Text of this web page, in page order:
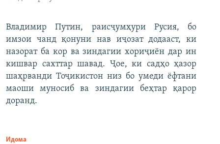
Владимир Путин, раисҷумҳури Русия, бо
имзои чанд қонуни нав иҷозат додааст, ки
назорат ба кор ва зиндагии хориҷиён дар ин
кишвар сахттар шавад. Ҷое, ки садҳо ҳазор
шаҳрванди Тоҷикистон низ бо умеди ёфтани
маоши муносиб ва зиндагии беҳтар қарор
доранд.
Идома